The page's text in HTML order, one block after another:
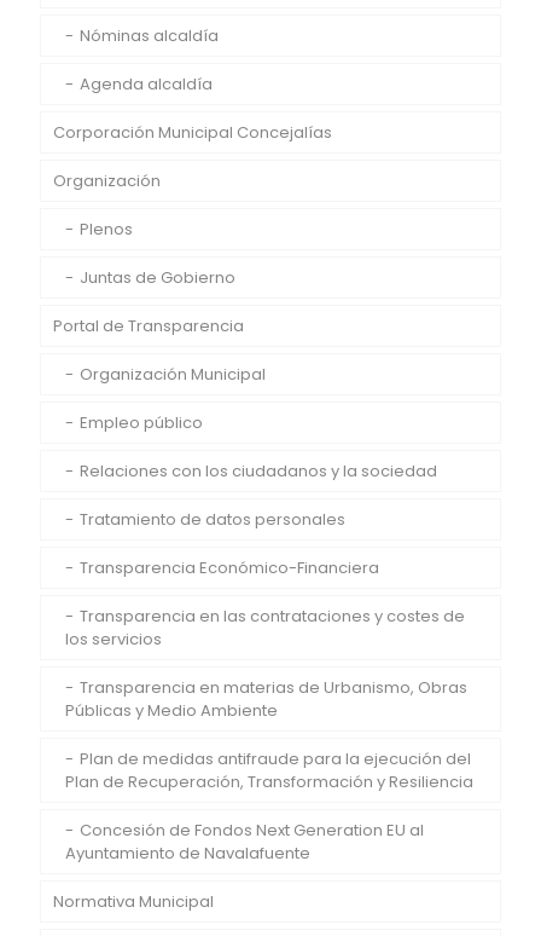
Nóminas alcaldía
Agenda alcaldía
Corporación Municipal Concejalías
Organización
Plenos
Juntas de Gobierno
Portal de Transparencia
Organización Municipal
Empleo público
Relaciones con los ciudadanos y la sociedad
Tratamiento de datos personales
Transparencia Económico-Financiera
Transparencia en las contrataciones y costes de
los servicios
Transparencia en materias de Urbanismo, Obras
Públicas y Medio Ambiente
Plan de medidas antifraude para la ejecución del
Plan de Recuperación, Transformación y Resiliencia
Concesión de Fondos Next Generation EU al
Ayuntamiento de Navalafuente
Normativa Municipal